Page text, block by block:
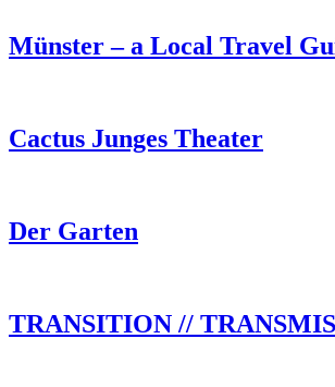
Münster – a Local Travel
Cactus Junges Theater
Der Garten
TRANSITION //